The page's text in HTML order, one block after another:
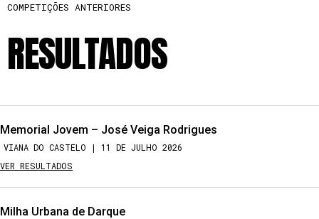
COMPETIÇÕES ANTERIORES
RESULTADOS
Memorial Jovem – José Veiga Rodrigues
VIANA DO CASTELO | 11 DE JULHO 2026
VER RESULTADOS
Milha Urbana de Darque